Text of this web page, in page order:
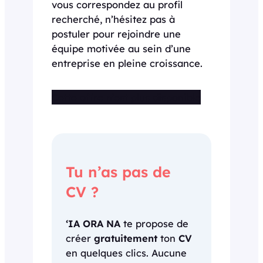
vous correspondez au profil
recherché, n’hésitez pas à
postuler pour rejoindre une
équipe motivée au sein d’une
entreprise en pleine croissance.
Tu n’as pas de
CV ?
‘IA ORA NA te propose de
créer gratuitementton CV
en quelques clics. Aucune